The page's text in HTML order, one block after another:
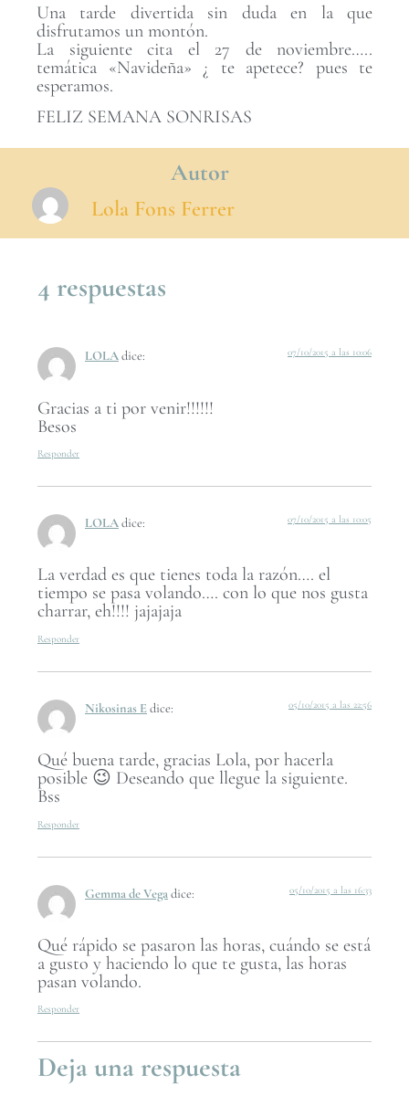
Una tarde divertida sin duda en la que
disfrutamos un montón.
La siguiente cita el 27 de noviembre…..
temática «Navideña» ¿ te apetece? pues te
esperamos.
FELIZ SEMANA SONRISAS
Autor
Lola Fons Ferrer
4 respuestas
LOLAdice: 07/10/2015 a las 10:06
Gracias a ti por venir!!!!!!
Besos
Responder
LOLAdice: 07/10/2015 a las 10:05
La verdad es que tienes toda la razón…. el
tiempo se pasa volando…. con lo que nos gusta
charrar, eh!!!! jajajaja
Responder
Nikosinas Edice: 05/10/2015 a las 22:56
Qué buena tarde, gracias Lola, por hacerla
posible 😉 Deseando que llegue la siguiente.
Bss
Responder
Gemma de Vegadice: 05/10/2015 a las 16:33
Qué rápido se pasaron las horas, cuándo se está
a gusto y haciendo lo que te gusta, las horas
pasan volando.
Responder
Deja una respuesta